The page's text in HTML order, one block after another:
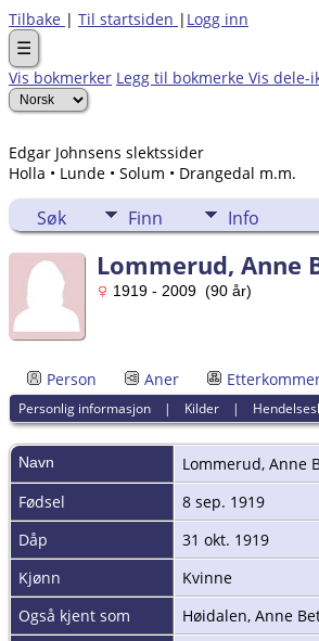
Tilbake | Til startsiden | Logg inn
☰
Vis bokmerker Legg til bokmerke Vis dele-
Edgar Johnsens slektssider
Holla • Lunde • Solum • Drangedal m.m.
Søk Finn Info
Lommerud, Anne
1919 - 2009 (90 år)
Person Aner
Personlig informasjon | Kilder |
Navn Lommerud, Anne
Fødsel
8 sep. 1919
Dåp
31 okt. 1919
Kjønn
Kvinne
Også kjent som
Høidalen, Anne